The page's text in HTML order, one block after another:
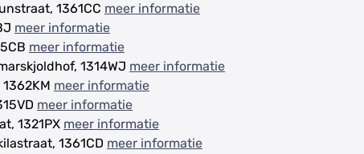
1361CC meer informatie
meer informatie
meer informatie
1314WJ meer informatie
meer informatie
meer informatie
1321PX meer informatie
1361CD meer informatie